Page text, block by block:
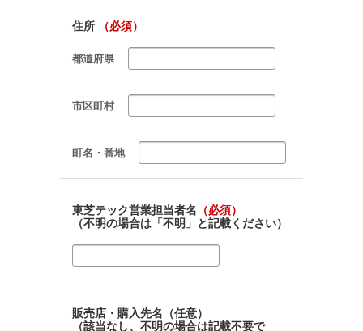
住所 （必須）
都道府県
市区町村
町名・番地
東芝テック営業担当者名 （必須）
（不明の場合は「不明」と記載ください）
販売店・購入先名（任意）
（該当なし、不明の場合は記載不要で